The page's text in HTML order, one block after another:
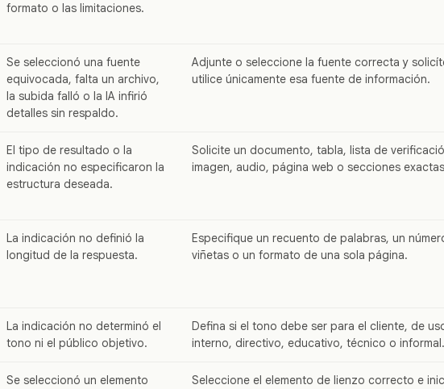
formato o las limitaciones.
Se seleccionó una fuente
equivocada, falta un archivo,
la subida falló o la IA infirió
detalles sin respaldo.
Adjunte o seleccione la fuente correcta y
utilice únicamente esa fuente de información.
El tipo de resultado o la
indicación no especificaron la
estructura deseada.
Solicite un documento, tabla, lista de
imagen, audio, página web o secciones
La indicación no definió la
longitud de la respuesta.
Especifique un recuento de palabras, un
viñetas o un formato de una sola página.
La indicación no determinó el
tono ni el público objetivo.
Defina si el tono debe ser para el cliente, de
interno, directivo, educativo, técnico o informal.
Se seleccionó un elemento
Seleccione el elemento de lienzo correcto e